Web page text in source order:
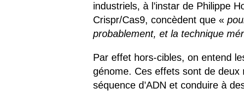
industriels, à l’instar de Philippe
Crispr/Cas9, concèdent que «
probablement, et la technique
Par effet hors-cibles, on entend
génome. Ces effets sont de deux
séquence d’ADN et conduire à